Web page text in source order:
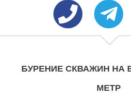
БУРЕНИЕ СКВАЖИН НА
МЕТР